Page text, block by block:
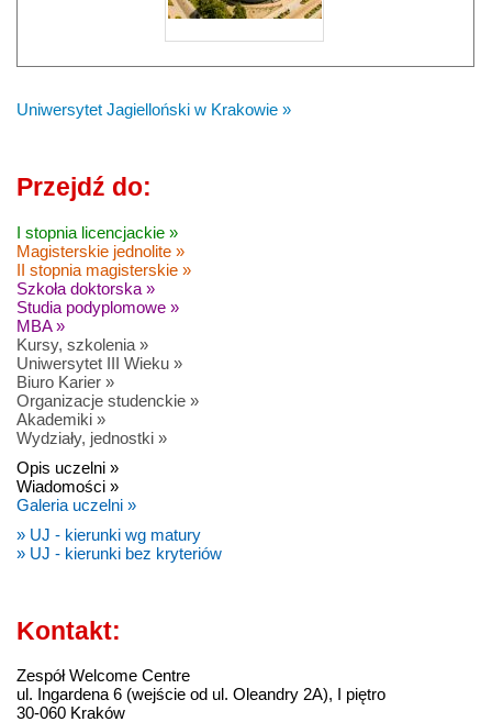
Uniwersytet Jagielloński w Krakowie »
Przejdź do:
I stopnia licencjackie »
Magisterskie jednolite »
II stopnia magisterskie »
Szkoła doktorska »
Studia podyplomowe »
MBA »
Kursy, szkolenia »
Uniwersytet III Wieku »
Biuro Karier »
Organizacje studenckie »
Akademiki »
Wydziały, jednostki »
Opis uczelni »
Wiadomości »
Galeria uczelni »
» UJ - kierunki wg matury
» UJ - kierunki bez kryteriów
Kontakt:
Zespół Welcome Centre
ul. Ingardena 6 (wejście od ul. Oleandry 2A), I piętro
30-060 Kraków